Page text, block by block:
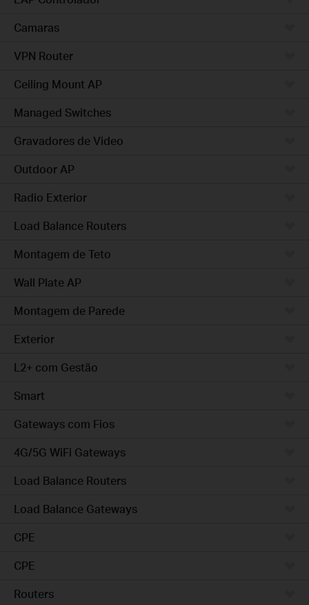
Camaras
VPN Router
Ceiling Mount AP
Managed Switches
Gravadores de Video
Outdoor AP
Radio Exterior
Load Balance Routers
Montagem de Teto
Wall Plate AP
Montagem de Parede
Exterior
L2+ com Gestão
Smart
Gateways com Fios
4G/5G WiFi Gateways
Load Balance Routers
Load Balance Gateways
CPE
CPE
Routers